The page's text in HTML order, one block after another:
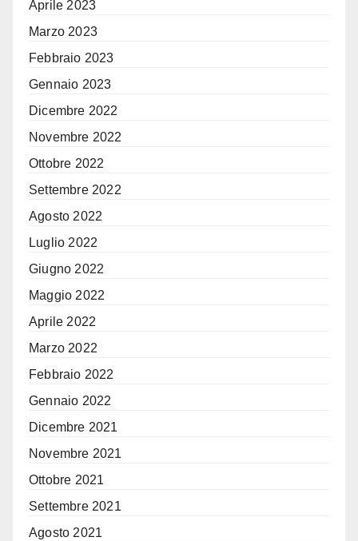
Aprile 2023
Marzo 2023
Febbraio 2023
Gennaio 2023
Dicembre 2022
Novembre 2022
Ottobre 2022
Settembre 2022
Agosto 2022
Luglio 2022
Giugno 2022
Maggio 2022
Aprile 2022
Marzo 2022
Febbraio 2022
Gennaio 2022
Dicembre 2021
Novembre 2021
Ottobre 2021
Settembre 2021
Agosto 2021